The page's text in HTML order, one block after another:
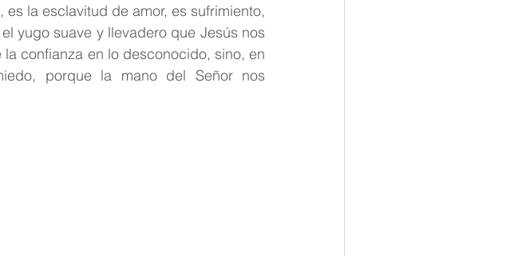
la esclavitud de amor, es sufrimiento,
yugo suave y llevadero que Jesús nos
confianza en lo desconocido, sino, en
porque la mano del Señor nos